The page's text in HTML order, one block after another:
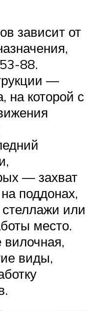
зависит от
88.
—
на которой с
— захват
поддонах,
или
место.
виды,